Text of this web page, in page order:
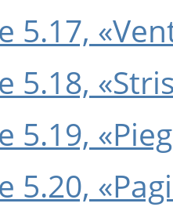
5.17,
5.18,
5.19,
5.20,